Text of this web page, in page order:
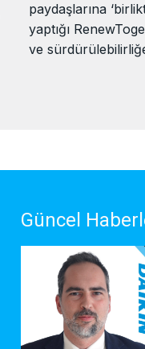
paydaşlarına
yaptığı
ve
Güncel